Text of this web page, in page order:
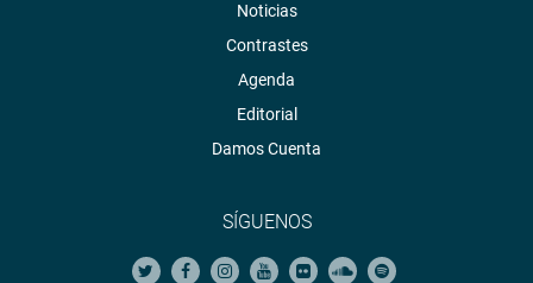
Noticias
Contrastes
Agenda
Editorial
Damos Cuenta
SÍGUENOS